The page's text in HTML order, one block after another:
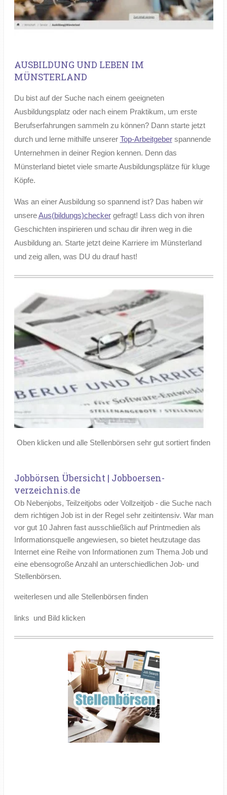
AUSBILDUNG UND LEBEN IM
MÜNSTERLAND
Du bist auf der Suche nach einem geeigneten
Ausbildungsplatz oder nach einem Praktikum, um erste
Berufserfahrungen sammeln zu können? Dann starte jetzt
durch und lerne mithilfe unserer Top-Arbeitgeberspannende
Unternehmen in deiner Region kennen. Denn das
Münsterland bietet viele smarte Ausbildungsplätze für kluge
Köpfe.
Was an einer Ausbildung so spannend ist? Das haben wir
unsereAus(bildungs)checkergefragt! Lass dich von ihren
Geschichten inspirieren und schau dir ihren weg in die
Ausbildung an. Starte jetzt deine Karriere im Münsterland
und zeig allen, was DU du drauf hast!
Oben klicken und alle Stellenbörsen sehr gut sortiert finden
Jobbörsen Übersicht | Jobboersen-
verzeichnis.de
Ob Nebenjobs, Teilzeitjobs oder Vollzeitjob - die Suche nach
dem richtigen Job ist in der Regel sehr zeitintensiv. War man
vor gut 10 Jahren fast ausschließlich auf Printmedien als
Informationsquelle angewiesen, so bietet heutzutage das
Internet eine Reihe von Informationen zum Thema Job und
eine ebensogroße Anzahl an unterschiedlichen Job- und
Stellenbörsen.
weiterlesen und alle Stellenbörsen finden
links und Bild klicken